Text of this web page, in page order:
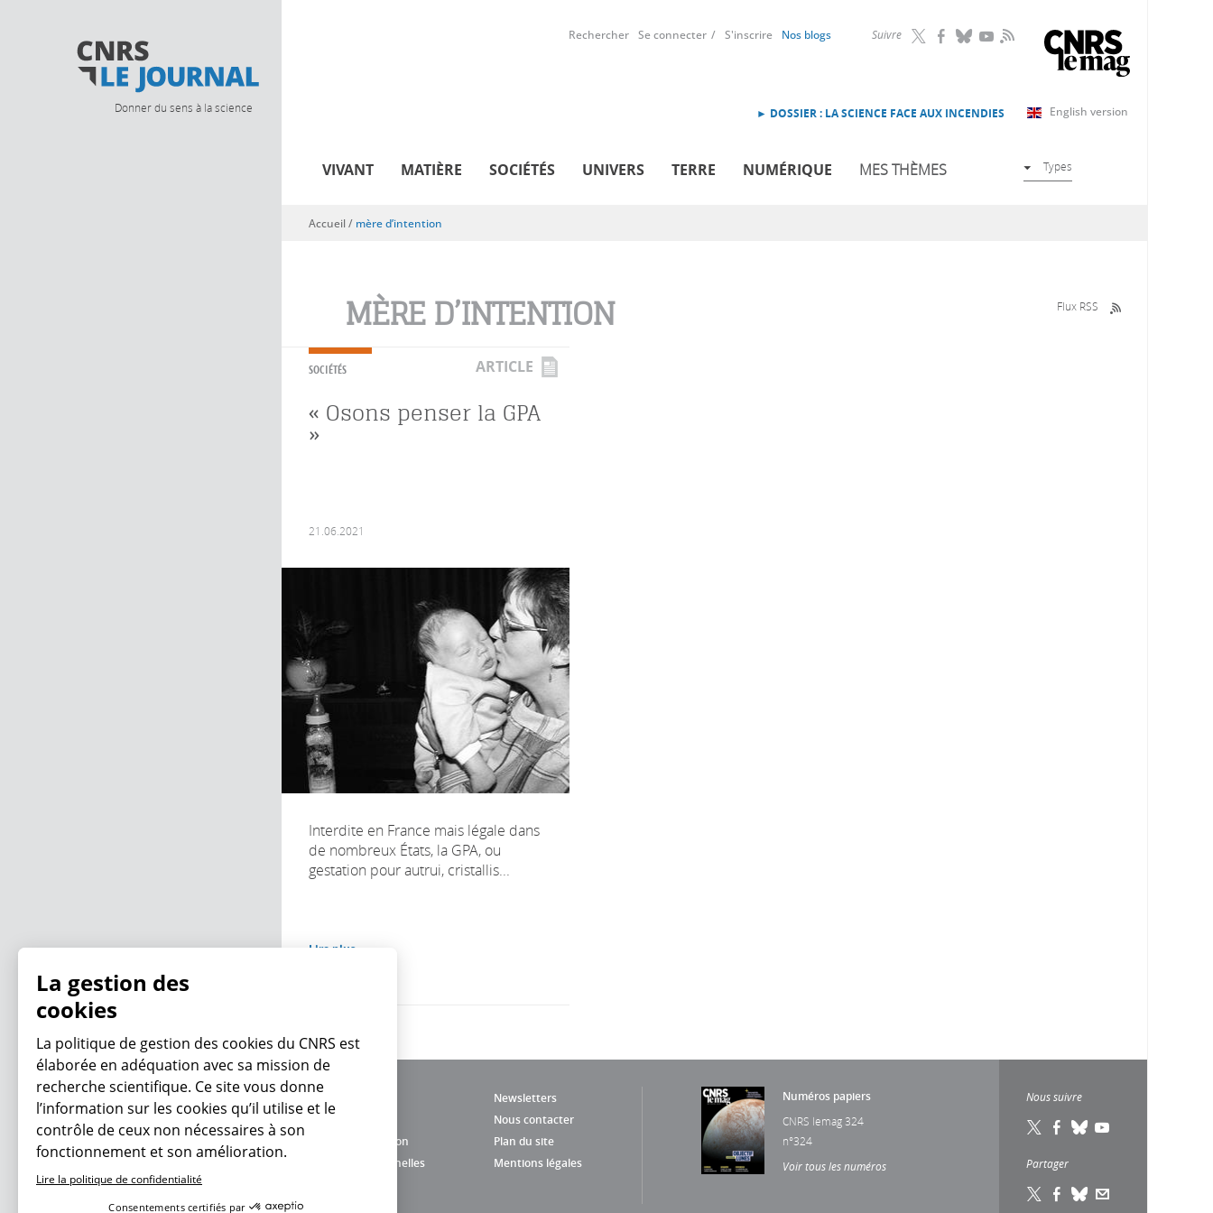
Donner du sens à la science
Suivre RSS
Rechercher Se connecter S'inscrire Nos blogs
English version
► DOSSIER : LA SCIENCE FACE AUX INCENDIES
VIVANT MATIÈRE SOCIÉTÉS UNIVERS TERRE NUMÉRIQUE MES THÈMES Types
Vous êtes ici
Accueil/ mère d’intention
MÈRE D’INTENTION Flux RSS
SOCIÉTÉS ARTICLE
« Osons penser la GPA
»
21.06.2021
Interdite en France mais légale dans
de nombreux États, la GPA, ou
gestation pour autrui, cristallis...
Lire plus
Newsletters
Nous contacter
Charte d'utilisation
Plan du site
Données personnelles
Mentions légales
Numéros papiers
CNRS lemag 324
n°324
Voir tous les numéros
Nous suivre
Partager
En ce moment
La gestion des
cookies
La politique de gestion des cookies du CNRS est
élaborée en adéquation avec sa mission de
recherche scientifique. Ce site vous donne
l’information sur les cookies qu’il utilise et le
contrôle de ceux non nécessaires à son
fonctionnement et son amélioration.
Lire la politique de confidentialité
Consentements certifiés par